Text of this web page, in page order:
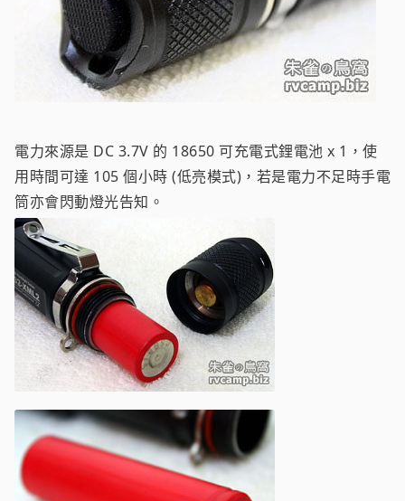
電力來源是 DC 3.7V 的 18650 可充電式鋰電池 x 1，使
用時間可達 105 個小時 (低亮模式)，若是電力不足時手電
筒亦會閃動燈光告知。